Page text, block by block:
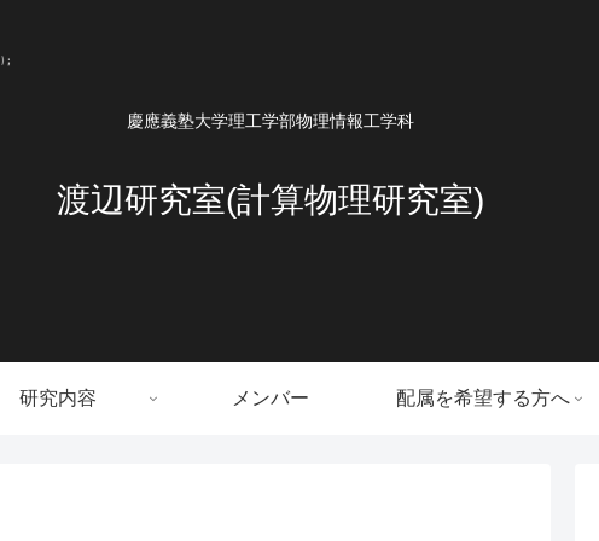
慶應義塾大学理工学部物理情報工学科
渡辺研究室(計算物理研究室)
研究内容 メンバー 配属を希望する方へ